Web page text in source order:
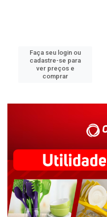
Faça seu login ou
cadastre-se para
ver preços e
comprar